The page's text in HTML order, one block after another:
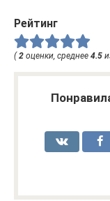
Рейтинг
( 2 оценки, среднее 4.5